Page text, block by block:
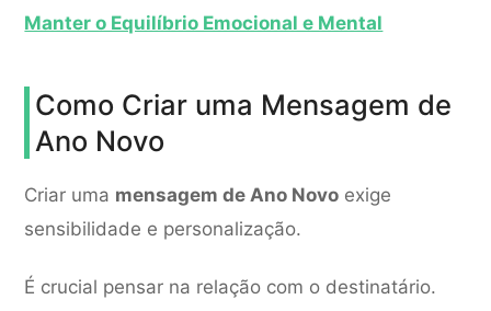
Manter o Equilíbrio Emocional e Mental
Como Criar uma Mensagem de
Ano Novo
Criar uma mensagem de Ano Novo exige
sensibilidade e personalização.
É crucial pensar na relação com o destinatário.